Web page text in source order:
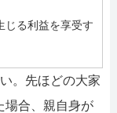
じる利益を享受す
。先ほどの大家
場合、親自身が